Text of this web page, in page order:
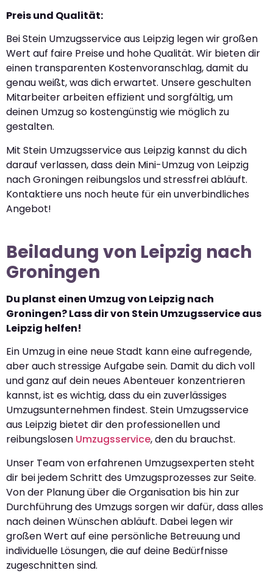
Preis und Qualität:
Bei Stein Umzugsservice aus Leipzig legen wir großen
Wert auf faire Preise und hohe Qualität. Wir bieten dir
einen transparenten Kostenvoranschlag, damit du
genau weißt, was dich erwartet. Unsere geschulten
Mitarbeiter arbeiten effizient und sorgfältig, um
deinen Umzug so kostengünstig wie möglich zu
gestalten.
Mit Stein Umzugsservice aus Leipzig kannst du dich
darauf verlassen, dass dein Mini-Umzug von Leipzig
nach Groningen reibungslos und stressfrei abläuft.
Kontaktiere uns noch heute für ein unverbindliches
Angebot!
Beiladung von Leipzig nach
Groningen
Du planst einen Umzug von Leipzig nach
Groningen? Lass dir von Stein Umzugsservice aus
Leipzig helfen!
Ein Umzug in eine neue Stadt kann eine aufregende,
aber auch stressige Aufgabe sein. Damit du dich voll
und ganz auf dein neues Abenteuer konzentrieren
kannst, ist es wichtig, dass du ein zuverlässiges
Umzugsunternehmen findest. Stein Umzugsservice
aus Leipzig bietet dir den professionellen und
reibungslosen Umzugsservice, den du brauchst.
Unser Team von erfahrenen Umzugsexperten steht
dir bei jedem Schritt des Umzugsprozesses zur Seite.
Von der Planung über die Organisation bis hin zur
Durchführung des Umzugs sorgen wir dafür, dass alles
nach deinen Wünschen abläuft. Dabei legen wir
großen Wert auf eine persönliche Betreuung und
individuelle Lösungen, die auf deine Bedürfnisse
zugeschnitten sind.